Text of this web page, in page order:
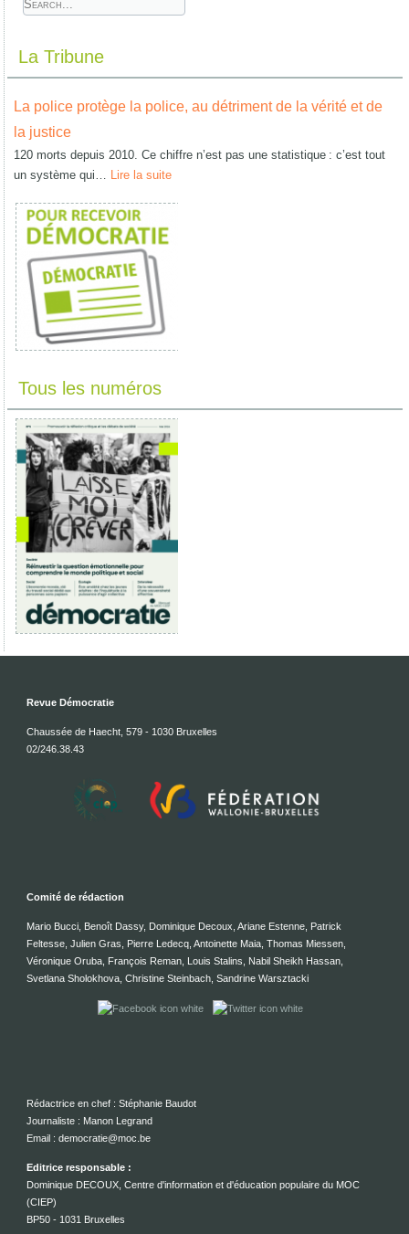
La Tribune
La police protège la police, au détriment de la vérité et de
la justice
120 morts depuis 2010. Ce chiffre n’est pas une statistique : c’est tout
un système qui… Lire la suite
Tous les numéros
Revue Démocratie
Chaussée de Haecht, 579 - 1030 Bruxelles
02/246.38.43
Comité de rédaction
Mario Bucci, Benoît Dassy, Dominique Decoux, Ariane Estenne, Patrick
Feltesse, Julien Gras, Pierre Ledecq, Antoinette Maia, Thomas Miessen,
Véronique Oruba, François Reman, Louis Stalins, Nabil Sheikh Hassan,
Svetlana Sholokhova, Christine Steinbach, Sandrine Warsztacki
Rédactrice en chef : Stéphanie Baudot
Journaliste : Manon Legrand
Email : democratie@moc.be
Editrice responsable :
Dominique DECOUX, Centre d'information et d'éducation populaire du MOC
(CIEP)
BP50 - 1031 Bruxelles